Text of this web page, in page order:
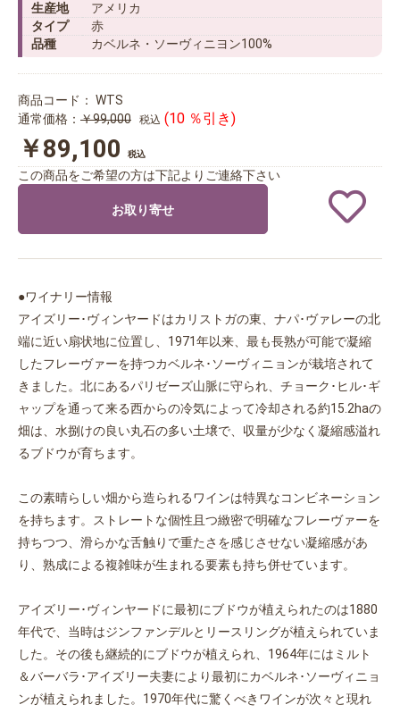
生産地
アメリカ
タイプ
赤
品種
カベルネ・ソーヴィニヨン100%
商品コード： WTS
通常価格： ￥99,000 税込 (10 ％引き)
￥89,100 税込
この商品をご希望の方は下記よりご連絡下さい
お取り寄せ
●ワイナリー情報
アイズリー･ヴィンヤードはカリストガの東、ナパ･ヴァレーの北
端に近い扇状地に位置し、1971年以来、最も長熟が可能で凝縮
したフレーヴァーを持つカベルネ･ソーヴィニョンが栽培されて
きました。北にあるパリゼーズ山脈に守られ、チョーク･ヒル･ギ
ャップを通って来る西からの冷気によって冷却される約15.2haの
畑は、水捌けの良い丸石の多い土壌で、収量が少なく凝縮感溢れ
るブドウが育ちます。
この素晴らしい畑から造られるワインは特異なコンビネーション
を持ちます。ストレートな個性且つ緻密で明確なフレーヴァーを
持ちつつ、滑らかな舌触りで重たさを感じさせない凝縮感があ
り、熟成による複雑味が生まれる要素も持ち併せています。
アイズリー･ヴィンヤードに最初にブドウが植えられたのは1880
年代で、当時はジンファンデルとリースリングが植えられていま
した。その後も継続的にブドウが植えられ、1964年にはミルト
＆バーバラ･アイズリー夫妻により最初にカベルネ･ソーヴィニョ
ンが植えられました。1970年代に驚くべきワインが次々と現れ